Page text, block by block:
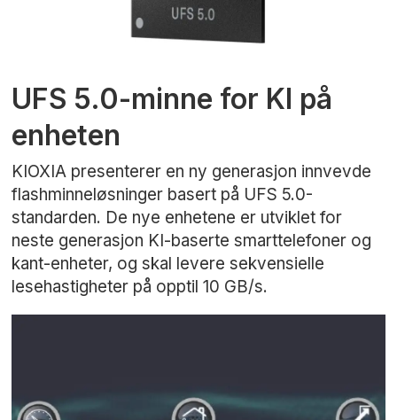
UFS 5.0-minne for KI på
enheten
KIOXIA presenterer en ny generasjon innvevde
flashminneløsninger basert på UFS 5.0-
standarden. De nye enhetene er utviklet for
neste generasjon KI-baserte smarttelefoner og
kant-enheter, og skal levere sekvensielle
lesehastigheter på opptil 10 GB/s.